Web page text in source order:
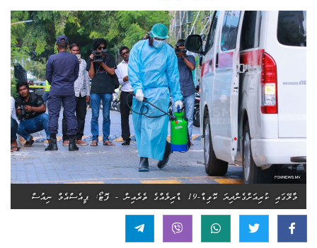
މާލޭގައި ކުރިއަށްގެންދިޔަ ކޮވިޑް-19 ޑްރިލެއްގެ ތެރެއިން - ފޮޓޯ: ޕީއެސްއެމް ނިއުސް